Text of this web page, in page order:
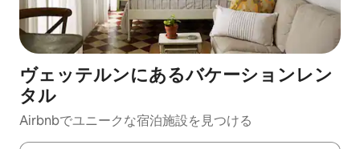
ヴェッテルンにあるバケーションレン
タル
Airbnbでユニークな宿泊施設を見つける